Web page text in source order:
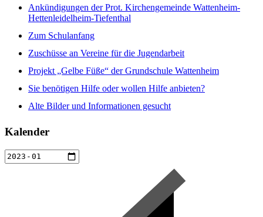
Ankündigungen der Prot. Kirchengemeinde Wattenheim-
Hettenleidelheim-Tiefenthal
Zum Schulanfang
Zuschüsse an Vereine für die Jugendarbeit
Projekt „Gelbe Füße“ der Grundschule Wattenheim
Sie benötigen Hilfe oder wollen Hilfe anbieten?
Alte Bilder und Informationen gesucht
Kalender